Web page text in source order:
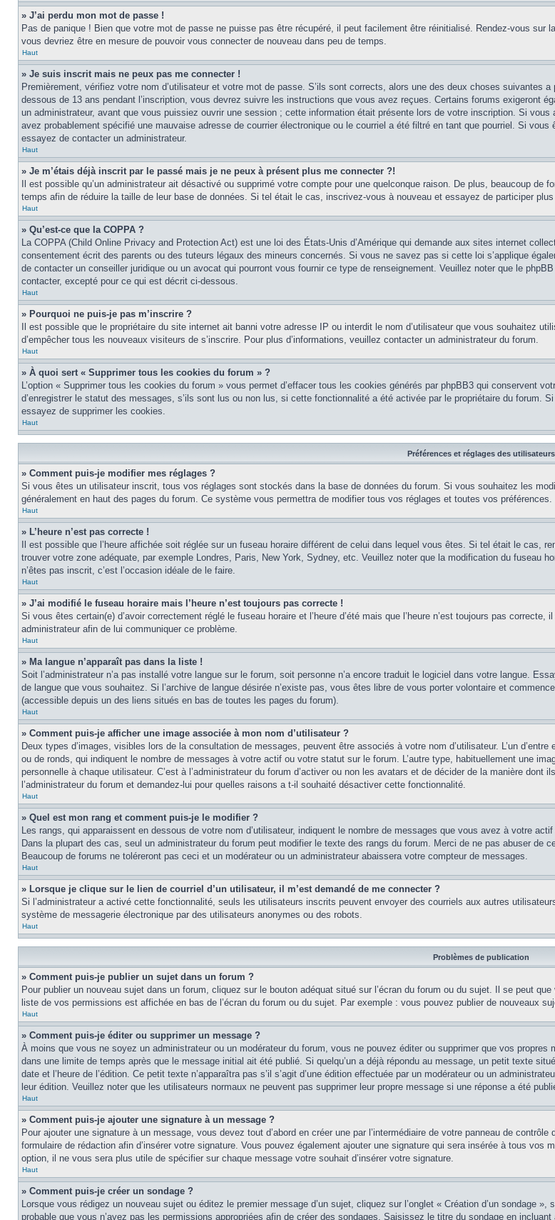
» J’ai perdu mon mot de passe !
Pas de panique ! Bien que votre mot de passe ne puisse pas être récupéré, il peut facilement être réinitialisé. Rendez-vous sur
vous devriez être en mesure de pouvoir vous connecter de nouveau dans peu de temps.
Haut
» Je suis inscrit mais ne peux pas me connecter !
Premièrement, vérifiez votre nom d’utilisateur et votre mot de passe. S’ils sont corrects, alors une des deux choses suivantes
dessous de 13 ans pendant l’inscription, vous devrez suivre les instructions que vous avez reçues. Certains forums exigeront
un administrateur, avant que vous puissiez ouvrir une session ; cette information était présente lors de votre inscription. Si
avez probablement spécifié une mauvaise adresse de courrier électronique ou le courriel a été filtré en tant que pourriel. Si
essayez de contacter un administrateur.
Haut
» Je m’étais déjà inscrit par le passé mais je ne peux à présent plus me connecter ?!
Il est possible qu’un administrateur ait désactivé ou supprimé votre compte pour une quelconque raison. De plus, beaucoup
temps afin de réduire la taille de leur base de données. Si tel était le cas, inscrivez-vous à nouveau et essayez de participer
Haut
» Qu’est-ce que la COPPA ?
La COPPA (Child Online Privacy and Protection Act) est une loi des États-Unis d’Amérique qui demande aux sites internet
consentement écrit des parents ou des tuteurs légaux des mineurs concernés. Si vous ne savez pas si cette loi s’applique
de contacter un conseiller juridique ou un avocat qui pourront vous fournir ce type de renseignement. Veuillez noter que le
contacter, excepté pour ce qui est décrit ci-dessous.
Haut
» Pourquoi ne puis-je pas m’inscrire ?
Il est possible que le propriétaire du site internet ait banni votre adresse IP ou interdit le nom d’utilisateur que vous souhaitez
d’empêcher tous les nouveaux visiteurs de s’inscrire. Pour plus d’informations, veuillez contacter un administrateur du forum.
Haut
» À quoi sert « Supprimer tous les cookies du forum » ?
L’option « Supprimer tous les cookies du forum » vous permet d’effacer tous les cookies générés par phpBB3 qui conservent
d’enregistrer le statut des messages, s’ils sont lus ou non lus, si cette fonctionnalité a été activée par le propriétaire du forum.
essayez de supprimer les cookies.
Haut
Préférences et réglages des utilisateurs
» Comment puis-je modifier mes réglages ?
Si vous êtes un utilisateur inscrit, tous vos réglages sont stockés dans la base de données du forum. Si vous souhaitez les
généralement en haut des pages du forum. Ce système vous permettra de modifier tous vos réglages et toutes vos préférences.
Haut
» L’heure n’est pas correcte !
Il est possible que l’heure affichée soit réglée sur un fuseau horaire différent de celui dans lequel vous êtes. Si tel était le cas,
trouver votre zone adéquate, par exemple Londres, Paris, New York, Sydney, etc. Veuillez noter que la modification du fuseau
n’êtes pas inscrit, c’est l’occasion idéale de le faire.
Haut
» J’ai modifié le fuseau horaire mais l’heure n’est toujours pas correcte !
Si vous êtes certain(e) d’avoir correctement réglé le fuseau horaire et l’heure d’été mais que l’heure n’est toujours pas
administrateur afin de lui communiquer ce problème.
Haut
» Ma langue n’apparaît pas dans la liste !
Soit l’administrateur n’a pas installé votre langue sur le forum, soit personne n’a encore traduit le logiciel dans votre langue.
de langue que vous souhaitez. Si l’archive de langue désirée n’existe pas, vous êtes libre de vous porter volontaire et
(accessible depuis un des liens situés en bas de toutes les pages du forum).
Haut
» Comment puis-je afficher une image associée à mon nom d’utilisateur ?
Deux types d’images, visibles lors de la consultation de messages, peuvent être associés à votre nom d’utilisateur. L’un
ou de ronds, qui indiquent le nombre de messages à votre actif ou votre statut sur le forum. L’autre type, habituellement une
personnelle à chaque utilisateur. C’est à l’administrateur du forum d’activer ou non les avatars et de décider de la manière
l’administrateur du forum et demandez-lui pour quelles raisons a t-il souhaité désactiver cette fonctionnalité.
Haut
» Quel est mon rang et comment puis-je le modifier ?
Les rangs, qui apparaissent en dessous de votre nom d’utilisateur, indiquent le nombre de messages que vous avez à votre
Dans la plupart des cas, seul un administrateur du forum peut modifier le texte des rangs du forum. Merci de ne pas abuser de
Beaucoup de forums ne toléreront pas ceci et un modérateur ou un administrateur abaissera votre compteur de messages.
Haut
» Lorsque je clique sur le lien de courriel d’un utilisateur, il m’est demandé de me connecter ?
Si l’administrateur a activé cette fonctionnalité, seuls les utilisateurs inscrits peuvent envoyer des courriels aux autres
système de messagerie électronique par des utilisateurs anonymes ou des robots.
Haut
Problèmes de publication
» Comment puis-je publier un sujet dans un forum ?
Pour publier un nouveau sujet dans un forum, cliquez sur le bouton adéquat situé sur l’écran du forum ou du sujet. Il se peut
liste de vos permissions est affichée en bas de l’écran du forum ou du sujet. Par exemple : vous pouvez publier de nouveaux
Haut
» Comment puis-je éditer ou supprimer un message ?
À moins que vous ne soyez un administrateur ou un modérateur du forum, vous ne pouvez éditer ou supprimer que vos
dans une limite de temps après que le message initial ait été publié. Si quelqu’un a déjà répondu au message, un petit texte
date et l’heure de l’édition. Ce petit texte n’apparaîtra pas s’il s’agit d’une édition effectuée par un modérateur ou un
leur édition. Veuillez noter que les utilisateurs normaux ne peuvent pas supprimer leur propre message si une réponse a été
Haut
» Comment puis-je ajouter une signature à un message ?
Pour ajouter une signature à un message, vous devez tout d’abord en créer une par l’intermédiaire de votre panneau de
formulaire de rédaction afin d’insérer votre signature. Vous pouvez également ajouter une signature qui sera insérée à tous
option, il ne vous sera plus utile de spécifier sur chaque message votre souhait d’insérer votre signature.
Haut
» Comment puis-je créer un sondage ?
Lorsque vous rédigez un nouveau sujet ou éditez le premier message d’un sujet, cliquez sur l’onglet « Création d’un sondage
probable que vous n’ayez pas les permissions appropriées afin de créer des sondages. Saisissez le titre du sondage en